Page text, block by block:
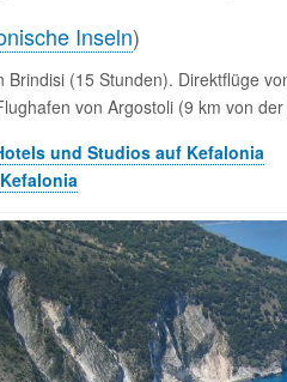
Inseln)
Brindisi (15 Stunden). Direktflüge
von Argostoli (9 km von
und Studios auf Kefalonia